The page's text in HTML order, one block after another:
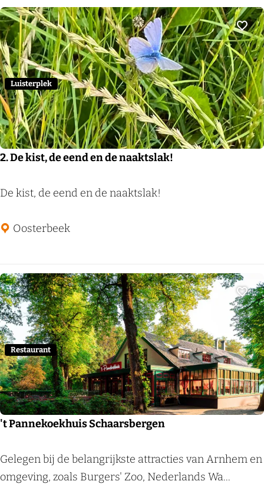
o
e
k
e
n
m
r
n
h
e
m
2. De kist, de eend en de naaktslak!
2
D
i
s
t
,
d
e
e
e
n
e
n
De kist, de eend en de naaktslak!
Oosterbeek
Luisterplek
't Pannekoekhuis Schaarsbergen
'
t
Gelegen bij de belangrijkste attracties van Arnhem en
omgeving, zoals Burgers' Zoo, Nederlands Wa...
Restaurant